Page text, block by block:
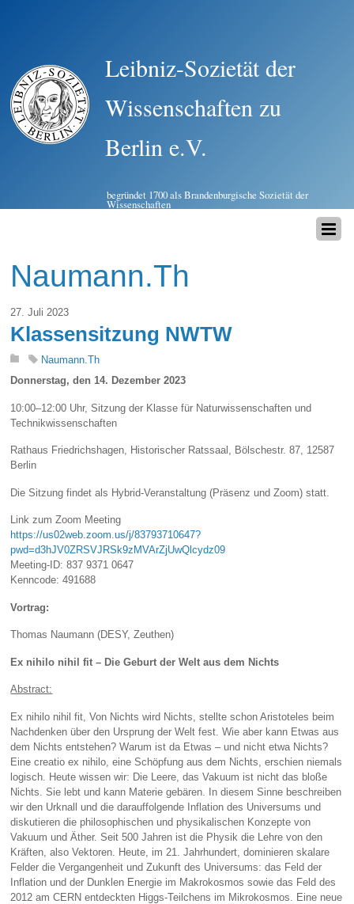
Leibniz-Sozietät der
Wissenschaften zu
Berlin e.V.
begründet 1700 als Brandenburgische Sozietät der
Wissenschaften
Naumann.Th
27. Juli 2023
Klassensitzung NWTW
Naumann.Th
Donnerstag, den 14. Dezember 2023
10:00–12:00 Uhr, Sitzung der Klasse für Naturwissenschaften und
Technikwissenschaften
Rathaus Friedrichshagen, Historischer Ratssaal, Bölschestr. 87, 12587
Berlin
Die Sitzung findet als Hybrid-Veranstaltung (Präsenz und Zoom) statt.
Link zum Zoom Meeting
https://us02web.zoom.us/j/83793710647?
pwd=d3hJV0ZRSVJRSk9zMVArZjUwQlcydz09
Meeting-ID: 837 9371 0647
Kenncode: 491688
Vortrag:
Thomas Naumann (DESY, Zeuthen)
Ex nihilo nihil fit – Die Geburt der Welt aus dem Nichts
Abstract:
Ex nihilo nihil fit, Von Nichts wird Nichts, stellte schon Aristoteles beim
Nachdenken über den Ursprung der Welt fest. Wie aber kann Etwas aus
dem Nichts entstehen? Warum ist da Etwas – und nicht etwa Nichts?
Eine creatio ex nihilo, eine Schöpfung aus dem Nichts, erschien niemals
logisch. Heute wissen wir: Die Leere, das Vakuum ist nicht das bloße
Nichts. Sie lebt und kann Materie gebären. In diesem Sinne beschreiben
wir den Urknall und die darauffolgende Inflation des Universums und
diskutieren die philosophischen und physikalischen Konzepte von
Vakuum und Äther. Seit 500 Jahren ist die Physik die Lehre von den
Kräften, also Vektoren. Heute, im 21. Jahrhundert, dominieren skalare
Felder die Vergangenheit und Zukunft des Universums: das Feld der
Inflation und der Dunklen Energie im Makrokosmos sowie das Feld des
2012 am CERN entdeckten Higgs-Teilchens im Mikrokosmos. Eine neue